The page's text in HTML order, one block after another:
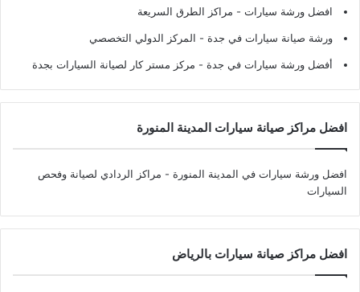
افضل ورشة سيارات - مراكز الطرق السريعة
ورشة صيانة سيارات في جدة - المركز الدولي التخصصي
أفضل ورشة سيارات في جدة - مركز مستر كار لصيانة السيارات بجدة
افضل مراكز صيانة سيارات المدينة المنورة
افضل ورشة سيارات في المدينة المنورة - مراكز الردادي لصيانة وفحص
السيارات
افضل مراكز صيانة سيارات بالرياض